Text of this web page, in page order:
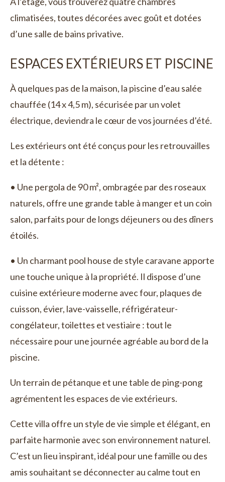
climatisées, toutes décorées avec goût et dotées
d’une salle de bains privative.
ESPACES EXTÉRIEURS ET PISCINE
À quelques pas de la maison, la piscine d’eau salée
chauffée (14 x 4,5 m), sécurisée par un volet
électrique, deviendra le cœur de vos journées d’été.
Les extérieurs ont été conçus pour les retrouvailles
et la détente :
• Une pergola de 90 m², ombragée par des roseaux
naturels, offre une grande table à manger et un coin
salon, parfaits pour de longs déjeuners ou des dîners
étoilés.
• Un charmant pool house de style caravane apporte
une touche unique à la propriété. Il dispose d’une
cuisine extérieure moderne avec four, plaques de
cuisson, évier, lave-vaisselle, réfrigérateur-
congélateur, toilettes et vestiaire : tout le
nécessaire pour une journée agréable au bord de la
piscine.
Un terrain de pétanque et une table de ping-pong
agrémentent les espaces de vie extérieurs.
Cette villa offre un style de vie simple et élégant, en
parfaite harmonie avec son environnement naturel.
C’est un lieu inspirant, idéal pour une famille ou des
amis souhaitant se déconnecter au calme tout en